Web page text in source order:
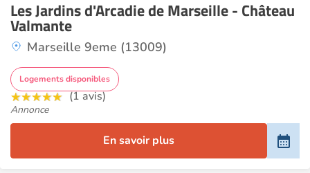
Les Jardins d'Arcadie de Marseille - Château
Valmante
Marseille 9eme (13009)
Logements disponibles
(1 avis)
Annonce
En savoir plus